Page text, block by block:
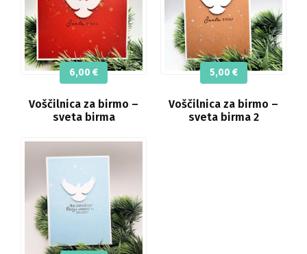
Voščilnica za birmo –
sveta birma
6,00 €
Voščilnica za birmo –
sveta birma 2
5,00 €